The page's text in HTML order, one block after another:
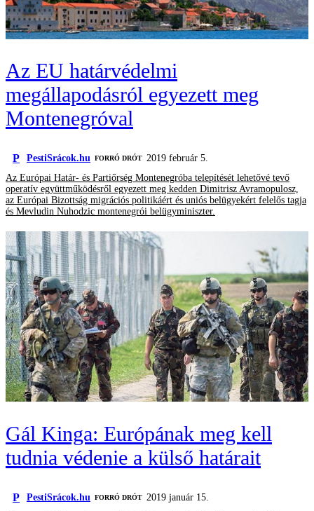
Az EU határvédelmi
megállapodásról egyezett meg
Montenegróval
P PestiSrácok.hu FORRÓ DRÓT 2019 február 5.
Az Európai Határ- és Partiőrség Montenegróba telepítését lehetővé tevő
operatív együttműködésről egyezett meg kedden Dimitrisz Avramopulosz,
az Európai Bizottság migrációs politikáért és uniós belügyekért felelős tagja
és Mevludin Nuhodzic montenegrói belügyminiszter.
Gál Kinga: Európának meg kell
tudnia védenie a külső határait
P PestiSrácok.hu FORRÓ DRÓT 2019 január 15.